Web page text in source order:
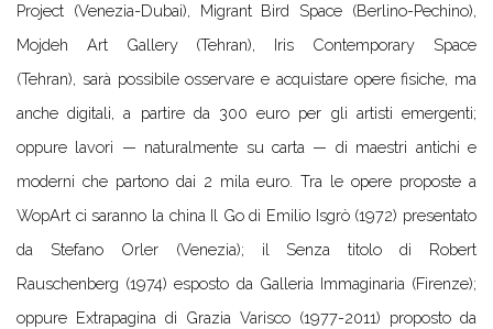
Project (Venezia-Dubai), Migrant Bird Space (Berlino-Pechino),
Mojdeh Art Gallery (Tehran), Iris Contemporary Space
(Tehran), sarà possibile osservare e acquistare opere fisiche, ma
anche digitali, a partire da 300 euro per gli artisti emergenti;
oppure lavori — naturalmente su carta — di maestri antichi e
moderni che partono dai 2 mila euro. Tra le opere proposte a
WopArt ci saranno la china Il Go di Emilio Isgrò (1972) presentato
da Stefano Orler (Venezia); il Senza titolo di Robert
Rauschenberg (1974) esposto da Galleria Immaginaria (Firenze);
oppure Extrapagina di Grazia Varisco (1977-2011) proposto da